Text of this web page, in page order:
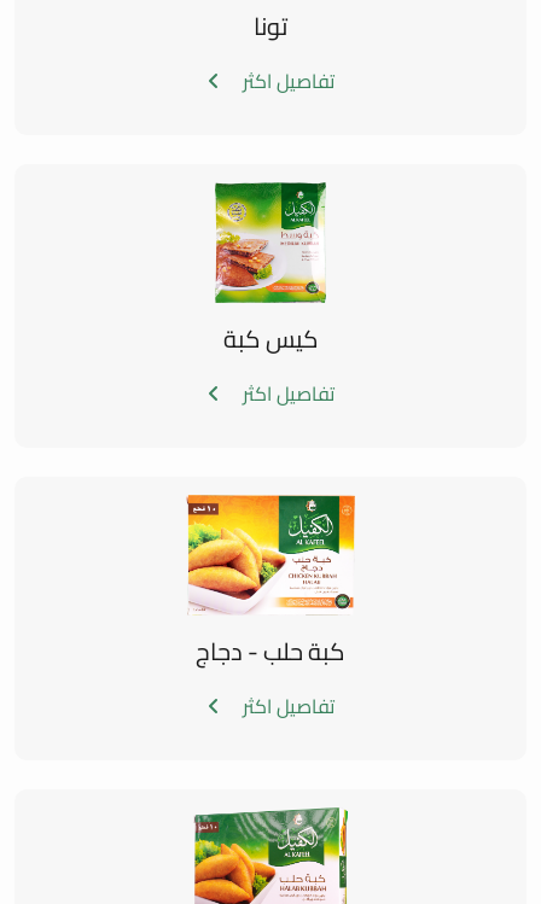
تونا
تفاصيل اكثر
كيس كبة
تفاصيل اكثر
كبة حلب - دجاج
تفاصيل اكثر